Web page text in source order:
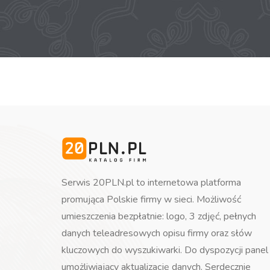
Serwis 20PLN.pl to internetowa platforma
promująca Polskie firmy w sieci. Możliwość
umieszczenia bezpłatnie: logo, 3 zdjęć, pełnych
danych teleadresowych opisu firmy oraz słów
kluczowych do wyszukiwarki. Do dyspozycji panel
umożliwiający aktualizację danych. Serdecznie